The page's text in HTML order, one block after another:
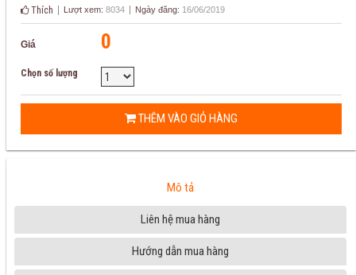
Thích Lượt xem: 8034 Ngày đăng: 16/06/2019
Giá 0
Chọn số lượng
THÊM VÀO GIỎ HÀNG
Mô tả
Liên hệ mua hàng
Hướng dẫn mua hàng